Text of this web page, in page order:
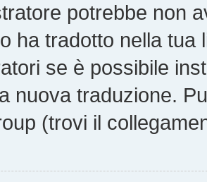
potrebbe non
ha tradotto nella tua
se è possibile
nuova traduzione.
(trovi il